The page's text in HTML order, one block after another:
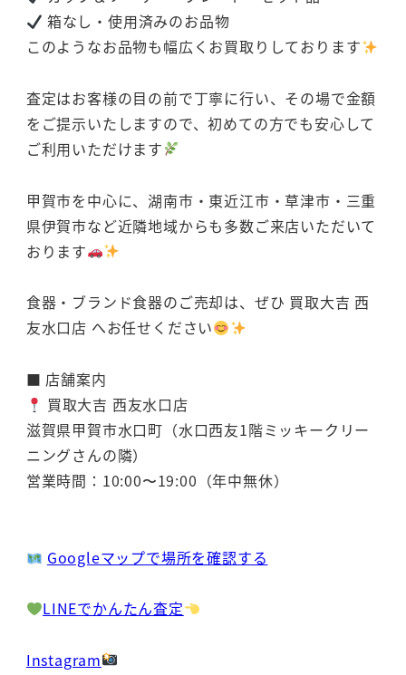
箱なし・使用済みのお品物
このようなお品物も幅広くお買取りしております
査定はお客様の目の前で丁寧に行い、その場で金額
をご提示いたしますので、初めての方でも安心して
ご利用いただけます
甲賀市を中心に、湖南市・東近江市・草津市・三重
県伊賀市など近隣地域からも多数ご来店いただいて
おります
食器・ブランド食器のご売却は、ぜひ 買取大吉 西
友水口店 へお任せください
■ 店舗案内
買取大吉 西友水口店
滋賀県甲賀市水口町（水口西友1階ミッキークリー
ニングさんの隣）
営業時間：10:00〜19:00（年中無休）
Googleマップで場所を確認する
LINEでかんたん査定
Instagram